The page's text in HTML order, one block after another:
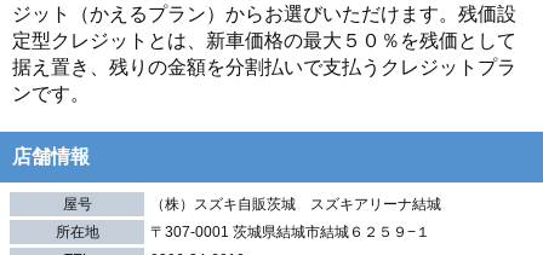
ジット（かえるプラン）からお選びいただけます。残価設
定型クレジットとは、新車価格の最大５０％を残価として
据え置き、残りの金額を分割払いで支払うクレジットプラ
ンです。
店舗情報
屋号
（株）スズキ自販茨城 スズキアリーナ結城
所在地
〒307-0001 茨城県結城市結城６２５９−１